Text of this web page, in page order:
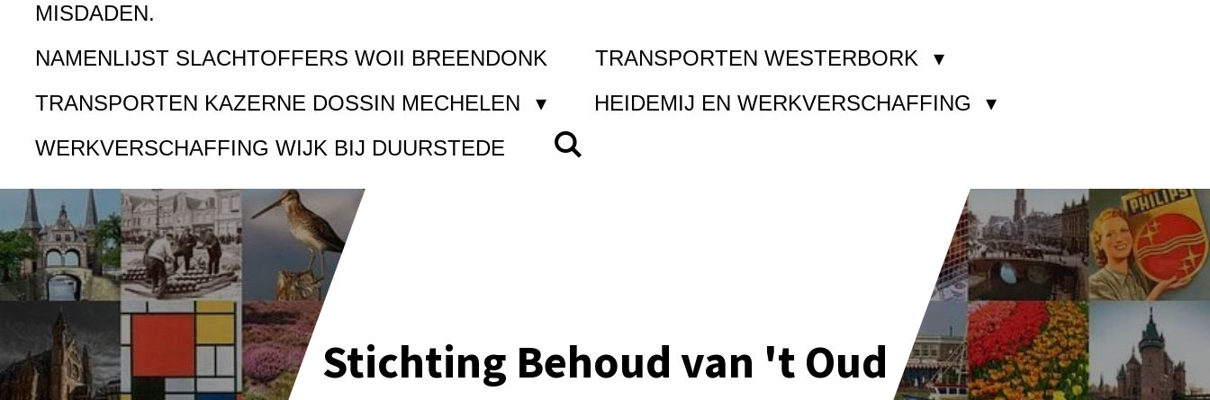
MISDADEN.
NAMENLIJST SLACHTOFFERS WOII BREENDONK
TRANSPORTEN WESTERBORK
TRANSPORTEN KAZERNE DOSSIN MECHELEN
HEIDEMIJ EN WERKVERSCHAFFING
WERKVERSCHAFFING WIJK BIJ DUURSTEDE
Stichting Behoud van 't Oud